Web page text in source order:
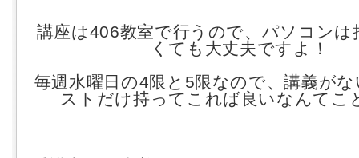
講座は406教室で行うので、パソコンは
くても大丈夫ですよ！
毎週水曜日の4限と5限なので、講義が
ストだけ持ってこれば良いなんてこ